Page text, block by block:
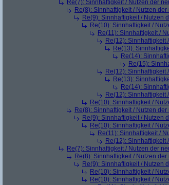
Re(7): Sinnhaftigkeit / Nutzen der
Re(8): Sinnhaftigkeit / Nutzen
Re(9): Sinnhaftigkeit / Nutzen
Re(10): Sinnhaftigkeit /
Re(11): Sinnhaftigkeit /
Re(12): Sinnhaftigkeit
Re(13):
Re(14):
Re(15):
Re(12): Sinnhaftigkeit
Re(13):
Re(14):
Re(12): Sinnhaftigkeit
Re(10): Sinnhaftigkeit /
Re(8): Sinnhaftigkeit / Nutzen
Re(9): Sinnhaftigkeit / Nutzen
Re(10): Sinnhaftigkeit /
Re(11): Sinnhaftigkeit /
Re(12): Sinnhaftigkeit
Re(7): Sinnhaftigkeit / Nutzen der
Re(8): Sinnhaftigkeit / Nutzen
Re(9): Sinnhaftigkeit / Nutzen
Re(10): Sinnhaftigkeit /
Re(10): Sinnhaftigkeit /